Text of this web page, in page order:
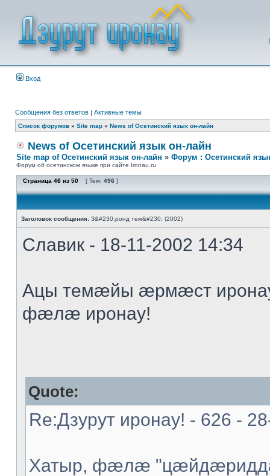
Вход
Сообщения без ответов | Активные темы
Список форумов » Site map » News of Осетинский язык он-лайн
News of Осетинский язык он-лайн
Site map of Осетинский язык он-лайн » Форум : Осетинский
Форум об осетинском языке при сайте Ironau.ru
Страница 46 из 50 [ Тем: 496 ]
Заголовок сообщения: З&#230;ронд тем&#230; (2002)
Славик - 18-11-2002 14:34
Ацы темæйы æрмæст
фæлæ иронау!
Quote:
Re:Дзурут иронау! - 626 -
Хатыр, фæлæ